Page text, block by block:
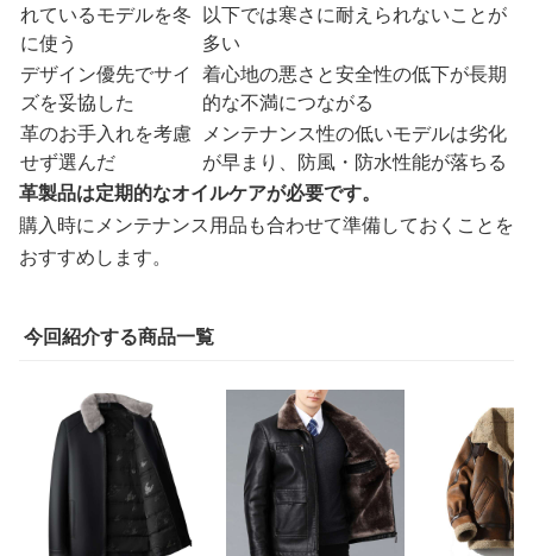
れているモデルを冬
に使う
以下では寒さに耐えられないことが
多い
デザイン優先でサイ
ズを妥協した
着心地の悪さと安全性の低下が長期
的な不満につながる
革のお手入れを考慮
せず選んだ
メンテナンス性の低いモデルは劣化
が早まり、防風・防水性能が落ちる
革製品は定期的なオイルケアが必要です。
購入時にメンテナンス用品も合わせて準備しておくことを
おすすめします。
今回紹介する商品一覧